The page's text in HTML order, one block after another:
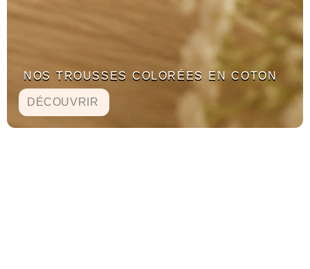
NOS TROUSSES COLORÉES EN COTON
DÉCOUVRIR